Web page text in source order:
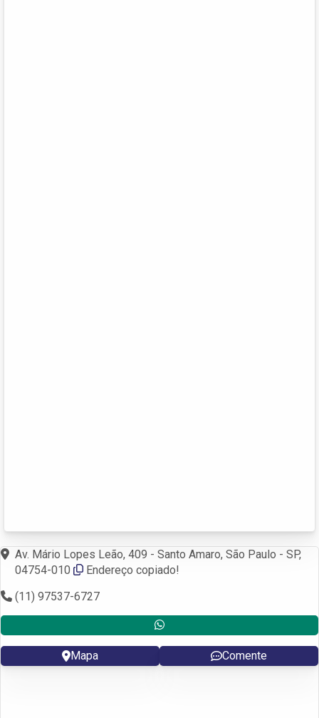
Av. Mário Lopes Leão, 409 - Santo Amaro, São Paulo - SP,
04754-010
Endereço copiado!
(11) 97537-6727
Mapa Comente